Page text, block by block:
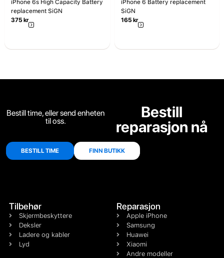
iPhone 6s High Capacity Battery
replacement SiGN
375 kr
iPhone 6 Battery replacement
SiGN
165 kr
Bestill time, eller send enheten
til oss.
Bestill
reparasjon nå
BESTILL TIME FINN BUTIKK
Tilbehør
Skjermbeskyttere
Deksler
Ladere og kabler
Lyd
Reparasjon
Apple iPhone
Samsung
Huawei
Xiaomi
Andre modeller